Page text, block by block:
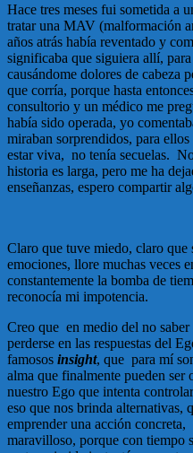
Hace tres meses fui sometida a
tratar una MAV (malformación
años atrás había reventado y
significaba que siguiera allí,
causándome dolores de cabeza
que corría, porque hasta
consultorio y un médico me
había sido operada, yo
miraban sorprendidos, para
estar viva, no tenía secuelas.
historia es larga, pero me ha
enseñanzas, espero compartir
Claro que tuve miedo, claro que
emociones, llore muchas veces
constantemente la bomba de
reconocía mi impotencia.
Creo que en medio del no
perderse en las respuestas del
famosos insight, que para mí
alma que finalmente pueden
nuestro Ego que intenta
eso que nos brinda alternativas,
emprender una acción
maravilloso, porque con tiempo